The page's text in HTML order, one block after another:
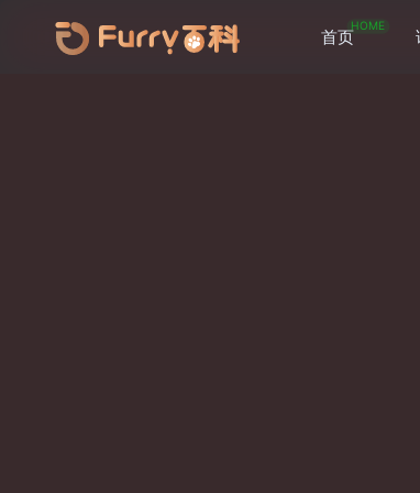
首页
HOME